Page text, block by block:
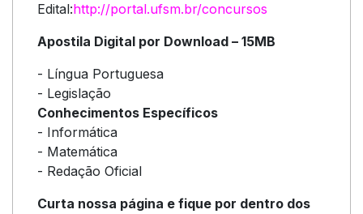
Edital:http://portal.ufsm.br/concursos
Apostila Digital por Download – 15MB
- Língua Portuguesa
- Legislação
Conhecimentos Específicos
- Informática
- Matemática
- Redação Oficial
Curta nossa página e fique por dentro dos